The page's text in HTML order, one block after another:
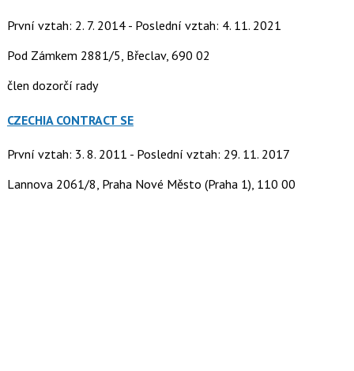
První vztah: 2. 7. 2014 - Poslední vztah: 4. 11. 2021
Pod Zámkem 2881/5, Břeclav, 690 02
člen dozorčí rady
CZECHIA CONTRACT SE
První vztah: 3. 8. 2011 - Poslední vztah: 29. 11. 2017
Lannova 2061/8, Praha Nové Město (Praha 1), 110 00